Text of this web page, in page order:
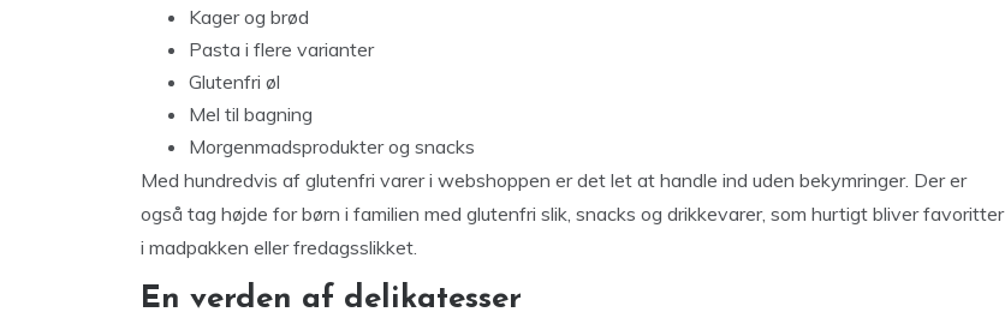
Kager og brød
Pasta i flere varianter
Glutenfri øl
Mel til bagning
Morgenmadsprodukter og snacks
Med hundredvis af glutenfri varer i webshoppen er det let at handle ind uden bekymringer. Der er
også tag højde for børn i familien med glutenfri slik, snacks og drikkevarer, som hurtigt bliver favoritter
i madpakken eller fredagsslikket.
En verden af delikatesser